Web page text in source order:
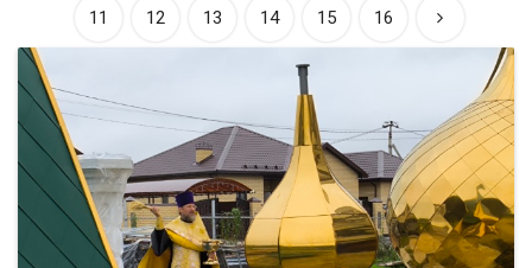
11 12 13 14 15 16